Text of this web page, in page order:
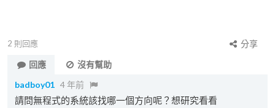
2 則回應
分享
回應
沒有幫助
badboy01 4 年前
請問無程式的系統該找哪一個方向呢？想研究看看